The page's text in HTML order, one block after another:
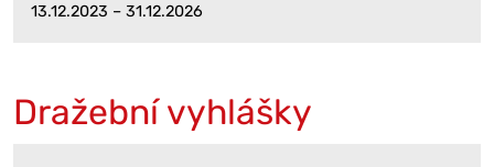
13.12.2023 – 31.12.2026
Dražební vyhlášky